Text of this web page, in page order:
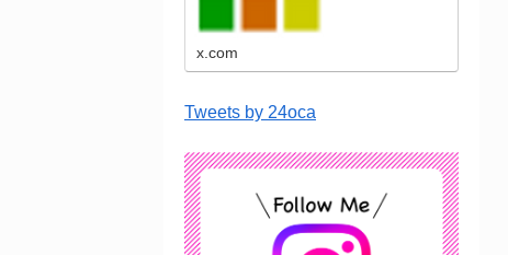
ています。
x.com
Tweets by 24oca